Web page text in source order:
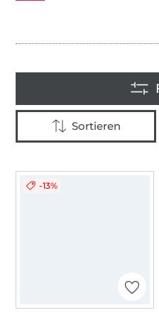
-13%